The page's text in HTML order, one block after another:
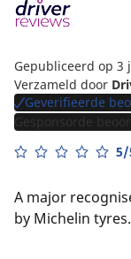
Gepubliceerd op 3
Verzameld door
Geverifieerde
Gesponsorde
5/
A major
by Michelin tyres.